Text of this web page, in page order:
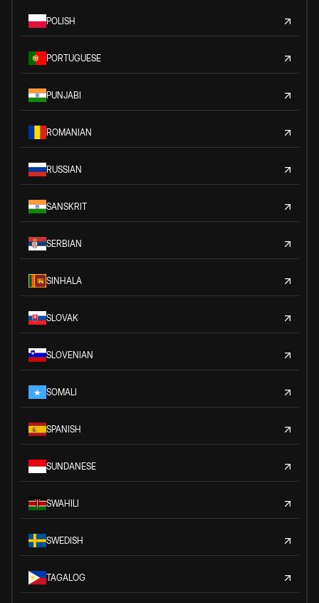
POLISH
PORTUGUESE
PUNJABI
ROMANIAN
RUSSIAN
SANSKRIT
SERBIAN
SINHALA
SLOVAK
SLOVENIAN
SOMALI
SPANISH
SUNDANESE
SWAHILI
SWEDISH
TAGALOG